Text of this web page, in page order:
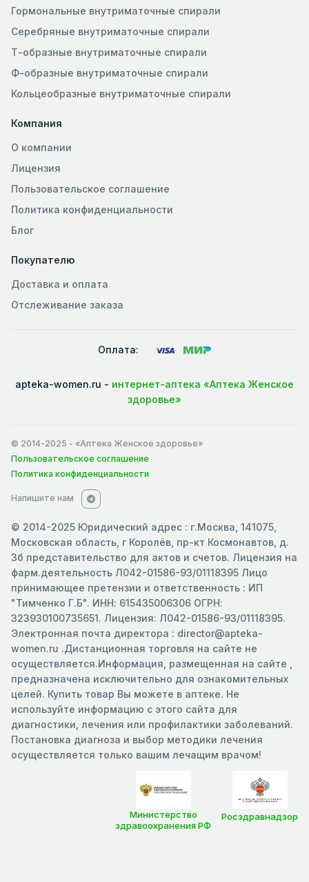
Гормональные внутриматочные спирали
Серебряные внутриматочные спирали
Т-образные внутриматочные спирали
Ф-образные внутриматочные спирали
Кольцеобразные внутриматочные спирали
Компания
О компании
Лицензия
Пользовательское соглашение
Политика конфиденциальности
Блог
Покупателю
Доставка и оплата
Отслеживание заказа
Оплата:
apteka-women.ru - интернет-аптека «Аптека Женское
здоровье»
© 2014-2025 - «Аптека Женское здоровье»
Пользовательское соглашение
Политика конфиденциальности
Напишите нам
© 2014-2025 Юридический адрес : г.Москва, 141075,
Московская область, г Королёв, пр-кт Космонавтов, д.
3б представительство для актов и счетов. Лицензия на
фарм.деятельность Л042-01586-93/01118395 Лицо
принимающее претензии и ответственность : ИП
"Тимченко Г.Б". ИНН: 615435006306 ОГРН:
323930100735651. Лицензия: Л042-01586-93/01118395.
Электронная почта директора : director@apteka-
women.ru .Дистанционная торговля на сайте не
осуществляется.Информация, размещенная на сайте ,
предназначена исключительно для ознакомительных
целей. Купить товар Вы можете в аптеке. Не
используйте информацию с этого сайта для
диагностики, лечения или профилактики заболеваний.
Постановка диагноза и выбор методики лечения
осуществляется только вашим лечащим врачом!
Росздравнадзор
Министерство
здравоохранения РФ